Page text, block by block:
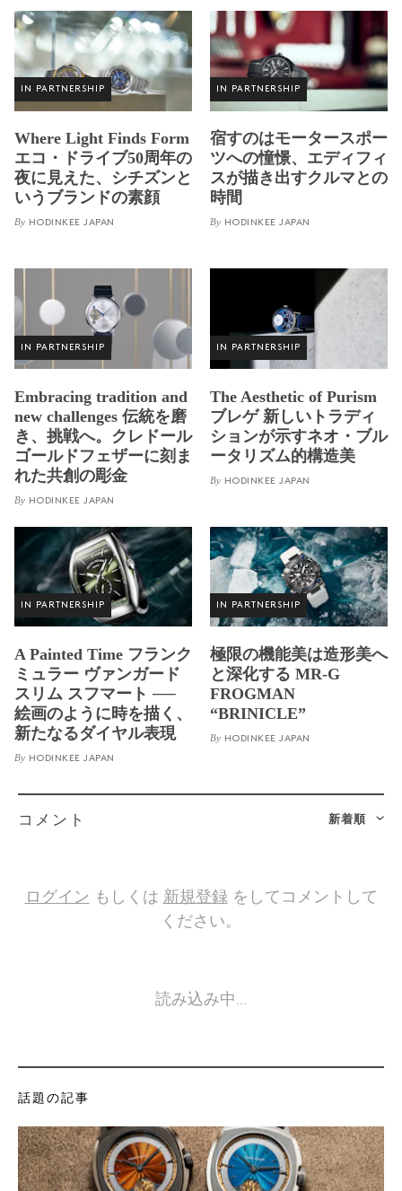
IN PARTNERSHIP
Where Light Finds Form
エコ・ドライブ50周年の
夜に見えた、シチズンと
いうブランドの素顔
By HODINKEE JAPAN
IN PARTNERSHIP
宿すのはモータースポー
ツへの憧憬、エディフィ
スが描き出すクルマとの
時間
By HODINKEE JAPAN
IN PARTNERSHIP
Embracing tradition and
new challenges 伝統を磨
き、挑戦へ。クレドール
ゴールドフェザーに刻ま
れた共創の彫金
By HODINKEE JAPAN
IN PARTNERSHIP
The Aesthetic of Purism
ブレゲ 新しいトラディ
ションが示すネオ・ブル
ータリズム的構造美
By HODINKEE JAPAN
IN PARTNERSHIP
A Painted Time フランク
ミュラー ヴァンガード
スリム スフマート ──
絵画のように時を描く、
新たなるダイヤル表現
By HODINKEE JAPAN
IN PARTNERSHIP
極限の機能美は造形美へ
と深化する MR-G
FROGMAN
“BRINICLE”
By HODINKEE JAPAN
新着順
コメント
ログイン もしくは 新規登録をしてコメントして
ください。
読み込み中…
話題の記事